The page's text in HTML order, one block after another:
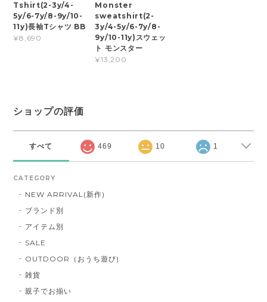
Tshirt(2-3y/4-
5y/6-7y/8-9y/10-
11y)長袖Tシャツ BB
¥8,690
Monster
sweatshirt(2-
3y/4-5y/6-7y/8-
9y/10-11y)スウェッ
ト モンスター
¥13,200
ショップの評価
すべて 469 10 1
CATEGORY
NEW ARRIVAL(新作)
ブランド別
アイテム別
SALE
OUTDOOR（おうち遊び)
雑貨
親子でお揃い